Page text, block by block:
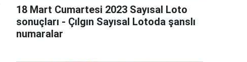
18 Mart Cumartesi 2023 Sayısal Loto
sonuçları - Çılgın Sayısal Lotoda şanslı
numaralar